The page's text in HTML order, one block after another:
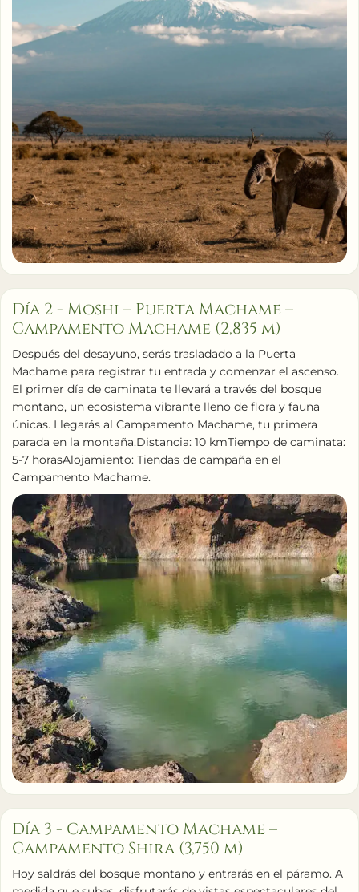
Día 2 - Moshi – Puerta Machame –
Campamento Machame (2,835 m)
Después del desayuno, serás trasladado a la Puerta
Machame para registrar tu entrada y comenzar el ascenso.
El primer día de caminata te llevará a través del bosque
montano, un ecosistema vibrante lleno de flora y fauna
únicas. Llegarás al Campamento Machame, tu primera
parada en la montaña.Distancia: 10 kmTiempo de caminata:
5-7 horasAlojamiento: Tiendas de campaña en el
Campamento Machame.
Día 3 - Campamento Machame –
Campamento Shira (3,750 m)
Hoy saldrás del bosque montano y entrarás en el páramo. A